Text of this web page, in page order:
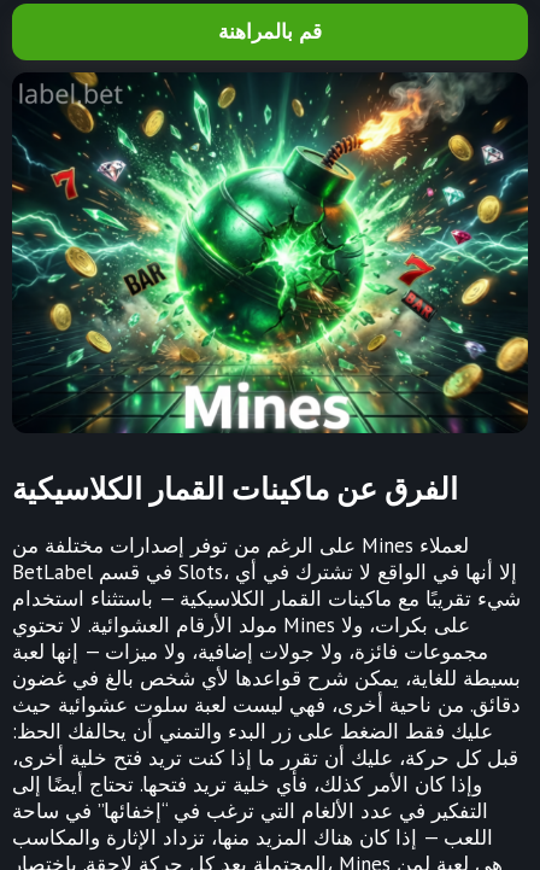
قم بالمراهنة
الفرق عن ماكينات القمار الكلاسيكية
على الرغم من توفر إصدارات مختلفة من Mines لعملاء
BetLabel في قسم Slots، إلا أنها في الواقع لا تشترك في أي
شيء تقريبًا مع ماكينات القمار الكلاسيكية — باستثناء استخدام
مولد الأرقام العشوائية. لا تحتوي Mines على بكرات، ولا
مجموعات فائزة، ولا جولات إضافية، ولا ميزات — إنها لعبة
بسيطة للغاية، يمكن شرح قواعدها لأي شخص بالغ في غضون
دقائق. من ناحية أخرى، فهي ليست لعبة سلوت عشوائية حيث
عليك فقط الضغط على زر البدء والتمني أن يحالفك الحظ:
قبل كل حركة، عليك أن تقرر ما إذا كنت تريد فتح خلية أخرى،
وإذا كان الأمر كذلك، فأي خلية تريد فتحها. تحتاج أيضًا إلى
التفكير في عدد الألغام التي ترغب في “إخفائها” في ساحة
اللعب — إذا كان هناك المزيد منها، تزداد الإثارة والمكاسب
المحتملة بعد كل حركة لاحقة. باختصار، Mines هي لعبة لمن